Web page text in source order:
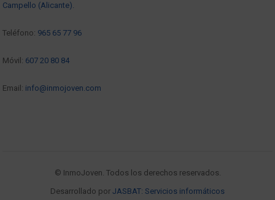
Campello (Alicante).
Teléfono: 965 65 77 96
Móvil: 607 20 80 84
Email: info@inmojoven.com
© InmoJoven. Todos los derechos reservados.
Desarrollado por JASBAT: Servicios informáticos